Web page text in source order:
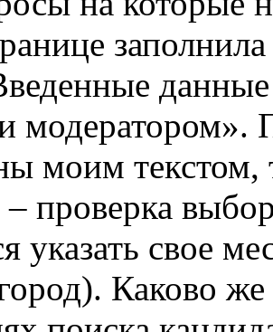
модератором».
моим
проверка
указать свое
Каково